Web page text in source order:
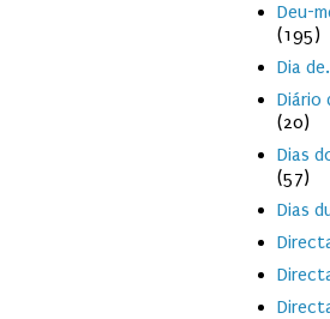
Deu-
(195)
Dia
Diário
(20)
Dias
(57)
Dias